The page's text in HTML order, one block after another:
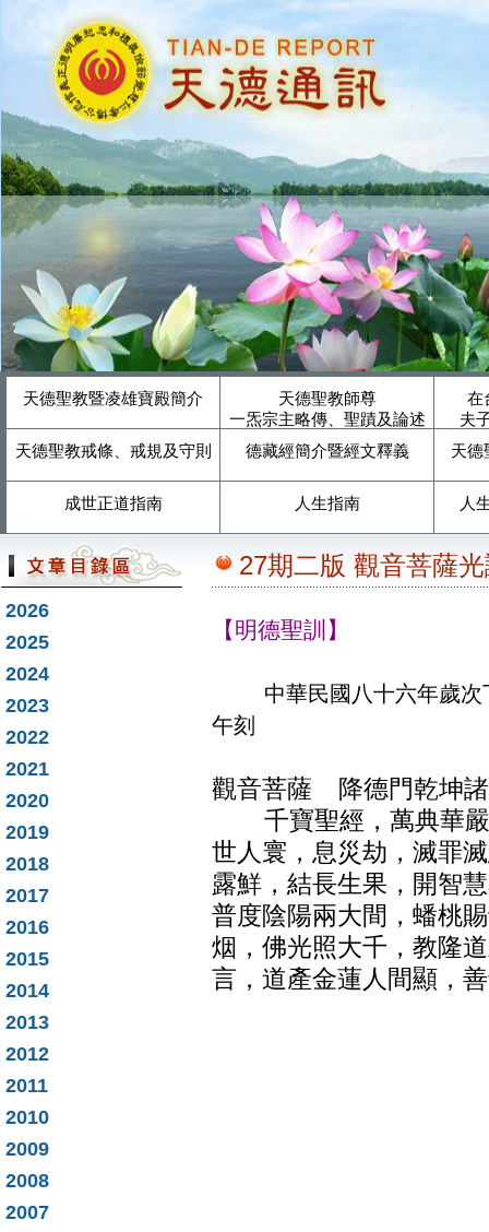
天德聖教暨凌雄寶殿簡介
天德聖教師尊
一炁宗主略傳、聖蹟及論述
在
夫
天德聖教戒條、戒規及守則
德藏經簡介暨經文釋義 天德
成世正道指南 人生指南 人
2026
2025
2024
2023
2022
2021
2020
2019
2018
2017
2016
2015
2014
2013
2012
2011
2010
2009
2008
2007
27期二版 觀音菩薩
【明德聖訓】
中華民國八十六年歲次
午刻
觀音菩薩 降德門乾坤
千寶聖經，萬典華嚴
世人寰，息災劫，滅罪
露鮮，結長生果，開智
普度陰陽兩大間，蟠桃
烟，佛光照大千，教隆
言，道產金蓮人間顯，